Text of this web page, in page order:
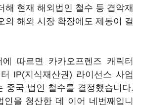
해 현재 해외법인 철수 등 겹악재
의 해외 시장 확장에도 제동이 걸
에 따르면 카카오프렌즈 캐릭터
IP(지식재산권) 라이선스 사업
중국 법인 철수를 결정했습니다.
을 청산한 데 이어 네번째입니